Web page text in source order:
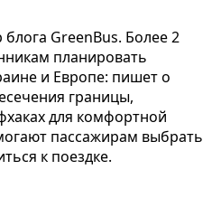
GreenBus. Более 2
планировать
и Европе: пишет о
границы,
для комфортной
пассажирам выбрать
к поездке.